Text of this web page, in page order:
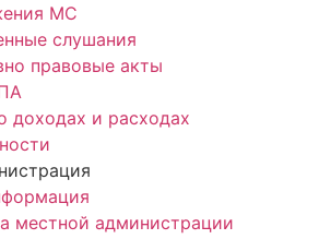
МС
слушания
правовые акты
доходах и расходах
местной администрации